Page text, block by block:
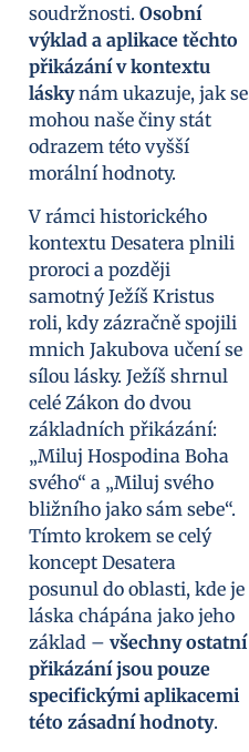
soudržnosti. Osobní
výklad a aplikace těchto
přikázání v kontextu
láskynám ukazuje, jak se
mohou naše činy stát
odrazem této vyšší
morální hodnoty.
V rámci historického
kontextu Desatera plnili
proroci a později
samotný Ježíš Kristus
roli, kdy zázračně spojili
mnich Jakubova učení se
sílou lásky. Ježíš shrnul
celé Zákon do dvou
základních přikázání:
„Miluj Hospodina Boha
svého“ a „Miluj svého
bližního jako sám sebe“.
Tímto krokem se celý
koncept Desatera
posunul do oblasti, kde je
láska chápána jako jeho
základ – všechny ostatní
přikázání jsou pouze
specifickými aplikacemi
této zásadní hodnoty.